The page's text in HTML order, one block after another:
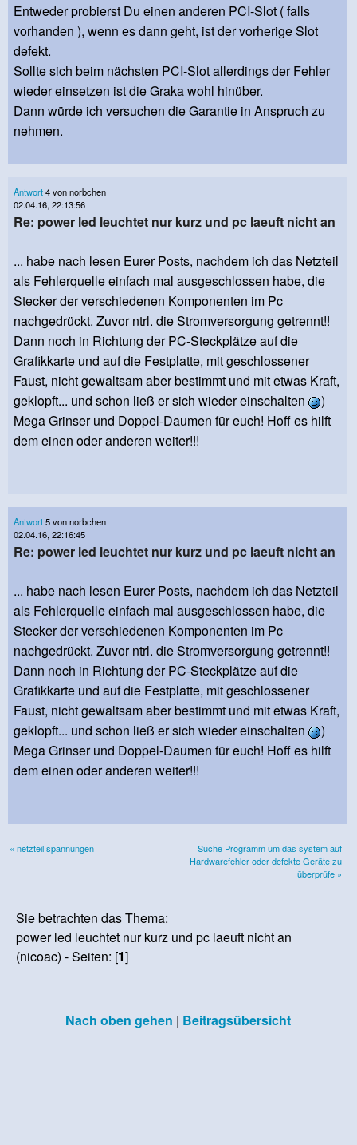
Entweder probierst Du einen anderen PCI-Slot ( falls
vorhanden ), wenn es dann geht, ist der vorherige Slot
defekt.
Sollte sich beim nächsten PCI-Slot allerdings der Fehler
wieder einsetzen ist die Graka wohl hinüber.
Dann würde ich versuchen die Garantie in Anspruch zu
nehmen.
Antwort4 von norbchen
02.04.16, 22:13:56
Re: power led leuchtet nur kurz und pc laeuft nicht an
... habe nach lesen Eurer Posts, nachdem ich das Netzteil
als Fehlerquelle einfach mal ausgeschlossen habe, die
Stecker der verschiedenen Komponenten im Pc
nachgedrückt. Zuvor ntrl. die Stromversorgung getrennt!!
Dann noch in Richtung der PC-Steckplätze auf die
Grafikkarte und auf die Festplatte, mit geschlossener
Faust, nicht gewaltsam aber bestimmt und mit etwas Kraft,
geklopft... und schon ließ er sich wieder einschalten
)
Mega Grinser und Doppel-Daumen für euch! Hoff es hilft
dem einen oder anderen weiter!!!
Antwort5 von norbchen
02.04.16, 22:16:45
Re: power led leuchtet nur kurz und pc laeuft nicht an
... habe nach lesen Eurer Posts, nachdem ich das Netzteil
als Fehlerquelle einfach mal ausgeschlossen habe, die
Stecker der verschiedenen Komponenten im Pc
nachgedrückt. Zuvor ntrl. die Stromversorgung getrennt!!
Dann noch in Richtung der PC-Steckplätze auf die
Grafikkarte und auf die Festplatte, mit geschlossener
Faust, nicht gewaltsam aber bestimmt und mit etwas Kraft,
geklopft... und schon ließ er sich wieder einschalten
)
Mega Grinser und Doppel-Daumen für euch! Hoff es hilft
dem einen oder anderen weiter!!!
« netzteil spannungen
Suche Programm um das system auf
Hardwarefehler oder defekte Geräte zu
überprüfe »
Sie betrachten das Thema:
power led leuchtet nur kurz und pc laeuft nicht an
(nicoac) - Seiten: [1]
Nach oben gehen | Beitragsübersicht